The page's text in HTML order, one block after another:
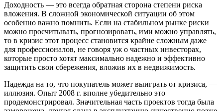
Доходность — это всегда обратная сторона степени риска
вложения. В сложной экономической ситуации об этом
особенно важно помнить. Если на стабильном рынке риски
можно просчитывать, прогнозировать, ими можно управлять,
то в кризис этот процесс становится крайне сложным даже
для профессионалов, не говоря уж о частных инвесторах,
которые просто хотят максимально надежно и эффективно
защитить свои сбережения, вложив их в недвижимость.
Надежда на то, что покупатель может выиграть от кризиса, —
иллюзия. Опыт 2008 г. вполне убедительно это
продемонстрировал. Значительная часть проектов тогда была